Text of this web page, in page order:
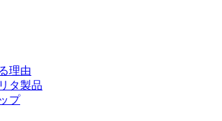
理由
タ製品
プ